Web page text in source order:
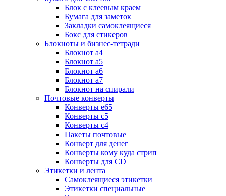
Блок с клеевым краем
Бумага для заметок
Закладки самоклеящиеся
Бокс для стикеров
Блокноты и бизнес-тетради
Блокнот а4
Блокнот а5
Блокнот а6
Блокнот а7
Блокнот на спирали
Почтовые конверты
Конверты е65
Конверты с5
Конверты с4
Пакеты почтовые
Конверт для денег
Конверты кому куда стрип
Конверты для CD
Этикетки и лента
Самоклеящиеся этикетки
Этикетки специальные